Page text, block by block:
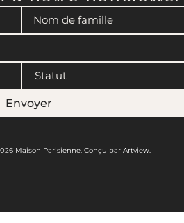
Envoyer
Maison Parisienne. Conçu par Artview.